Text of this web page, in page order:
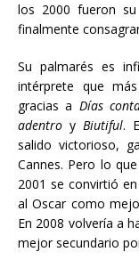
los 2000 fueron
finalmente
Su palmarés es
intérprete que
gracias a Días
adentro y Biutiful.
salido victorioso,
Cannes. Pero lo
2001 se convirtió
al Oscar como
En 2008 volvería a
mejor secundario